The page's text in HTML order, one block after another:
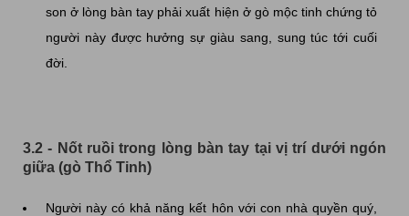
son ở lòng bàn tay phải xuất hiện ở gò mộc tinh chứng tỏ
người này được hưởng sự giàu sang, sung túc tới cuối
đời.
3.2 - Nốt ruồi trong lòng bàn tay tại vị trí dưới ngón
giữa (gò Thổ Tinh)
Người này có khả năng kết hôn với con nhà quyền quý,